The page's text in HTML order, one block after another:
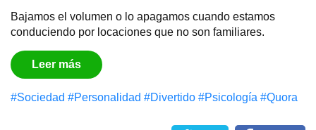
Bajamos el volumen o lo apagamos cuando estamos
conduciendo por locaciones que no son familiares.
Leer más
#Sociedad #Personalidad #Divertido #Psicología #Quora